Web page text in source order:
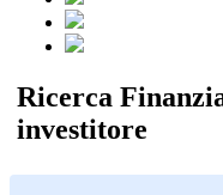
Ricerca
investitore